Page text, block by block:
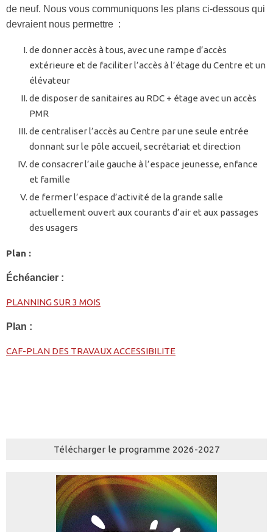
de neuf. Nous vous communiquons les plans ci-dessous qui
devraient nous permettre :
de donner accès à tous, avec une rampe d’accès
extérieure et de faciliter l’accès à l’étage du Centre et un
élévateur
de disposer de sanitaires au RDC + étage avec un accès
PMR
de centraliser l’accès au Centre par une seule entrée
donnant sur le pôle accueil, secrétariat et direction
de consacrer l’aile gauche à l’espace jeunesse, enfance
et famille
de fermer l’espace d’activité de la grande salle
actuellement ouvert aux courants d’air et aux passages
des usagers
Plan :
Échéancier :
PLANNING SUR 3 MOIS
Plan :
CAF-PLAN DES TRAVAUX ACCESSIBILITE
Télécharger le programme 2026-2027